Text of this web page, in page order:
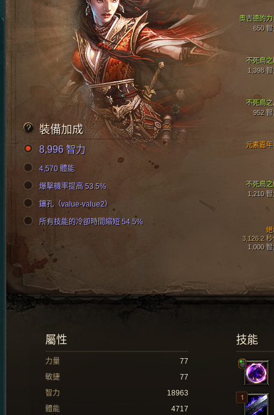
不死鳥之
1,398 智
不死鳥之
952 智
奧吉德的力
650 智
不死鳥之
1,210 智
絕
3,126.2 秒
1,000 智
元素嘉年
裝備加成
8,996 智力
4,570 體能
爆擊機率提高 53.5%
鑲孔（value-value2）
所有技能的冷卻時間縮短 54.5%
技能
屬性
力量
77
敏捷
77
智力
18963
體能
4717